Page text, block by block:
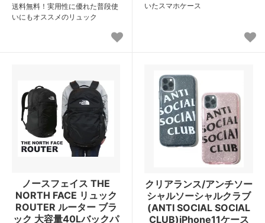
送料無料！実用性に優れた普段使
いにもオススメのリュック
いたスマホケース
ノースフェイス THE
NORTH FACE リュック
ROUTER ルーター ブラ
ック 大容量40Lバックパ
クリアランス/アンチソー
シャルソーシャルクラブ
(ANTI SOCIAL SOCIAL
CLUB)iPhone11ケース